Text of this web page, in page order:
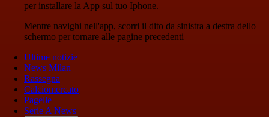
per installare la App sul tuo Iphone.
Mentre navighi nell'app, scorri il dito da sinistra a destra dello
schermo per tornare alle pagine precedenti
Ultime notizie
News Milan
Rassegna
Calciomercato
Pagelle
Serie A News